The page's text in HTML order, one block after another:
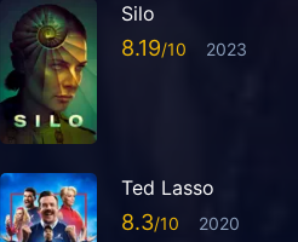
Silo
8.19 2023
Ted Lasso
8.3 2020